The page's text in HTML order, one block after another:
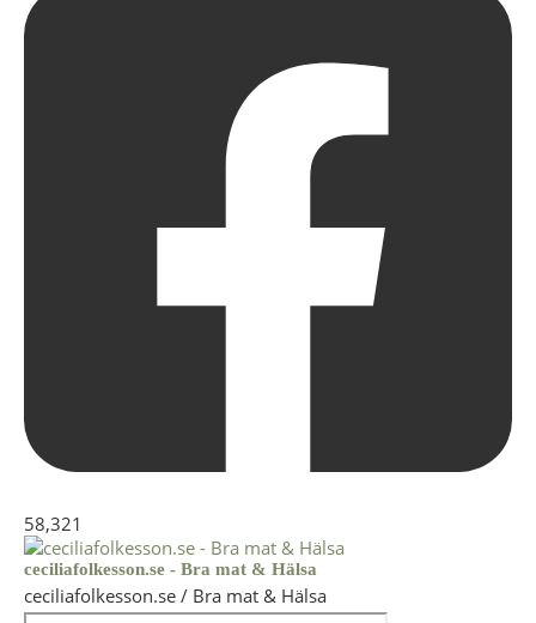
58,321
ceciliafolkesson.se - Bra mat & Hälsa
ceciliafolkesson.se / Bra mat & Hälsa